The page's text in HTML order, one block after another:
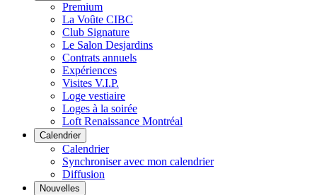
Premium
La Voûte CIBC
Club Signature
Le Salon Desjardins
Contrats annuels
Expériences
Visites V.I.P.
Loge vestiaire
Loges à la soirée
Loft Renaissance Montréal
Calendrier
Calendrier
Synchroniser avec mon calendrier
Diffusion
Nouvelles